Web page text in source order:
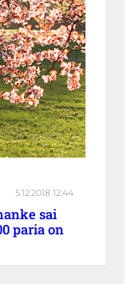
5.12.2018 12:44
sai
paria on